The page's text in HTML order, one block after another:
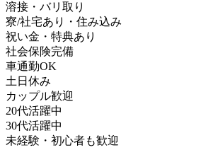
溶接・バリ取り
寮/社宅あり・住み込み
祝い金・特典あり
社会保険完備
車通勤OK
土日休み
カップル歓迎
20代活躍中
30代活躍中
未経験・初心者も歓迎